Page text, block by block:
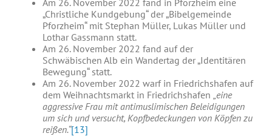
Am 26. November 2022 fand in Pforzheim eine
„Christliche Kundgebung“ der „Bibelgemeinde
Pforzheim“ mit Stephan Müller, Lukas Müller und
Lothar Gassmann statt.
Am 26. November 2022 fand auf der
Schwäbischen Alb ein Wandertag der „Identitären
Bewegung“ statt.
Am 26. November 2022 warf in Friedrichshafen auf
dem Weihnachtsmarkt in Friedrichshafen „eine
aggressive Frau mit antimuslimischen Beleidigungen
um sich und versucht, Kopfbedeckungen von Köpfen zu
reißen.“[13]